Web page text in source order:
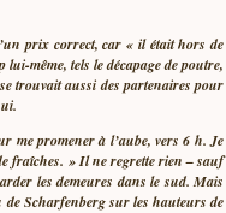
prix correct, car « il était hors de
même, tels le décapage de poutre,
trouvait aussi des partenaires pour
me promener à l’aube, vers 6 h. Je
fraîches. » Il ne regrette rien – sauf
les demeures dans le sud. Mais
de Scharfenberg sur les hauteurs de